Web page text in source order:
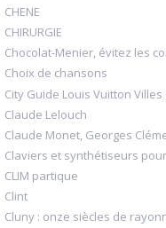
CHENE
CHIRURGIE
Chocolat-Menier, évitez les
Choix de chansons
City Guide Louis Vuitton
Claude Lelouch
Claude Monet, Georges
Claviers et synthétiseurs
CLIM partique
Clint
Cluny : onze siècles de